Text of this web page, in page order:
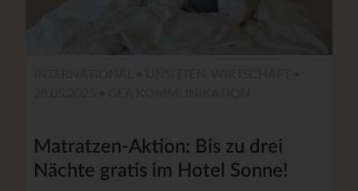
Matratzen-Aktion: Bis zu drei
Nächte gratis im Hotel Sonne!